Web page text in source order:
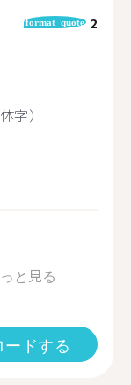
format_quote 2
字）
と見る
ドする